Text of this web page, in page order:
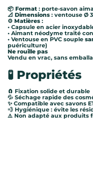
📦 Format : porte-savon
📐 Dimensions : ventouse Ø
⚙️ Matières :
• Capsule en acier
• Aimant néodyme traité
• Ventouse en PVC souple
puériculture)
Ne rouille pas
Vendu en vrac, sans
🧪 Propriétés
🧲 Fixation solide et durable
💦 Séchage rapide des
✨ Compatible avec savons
💨 Hygiénique : évite les
⚠️ Non adapté aux produits